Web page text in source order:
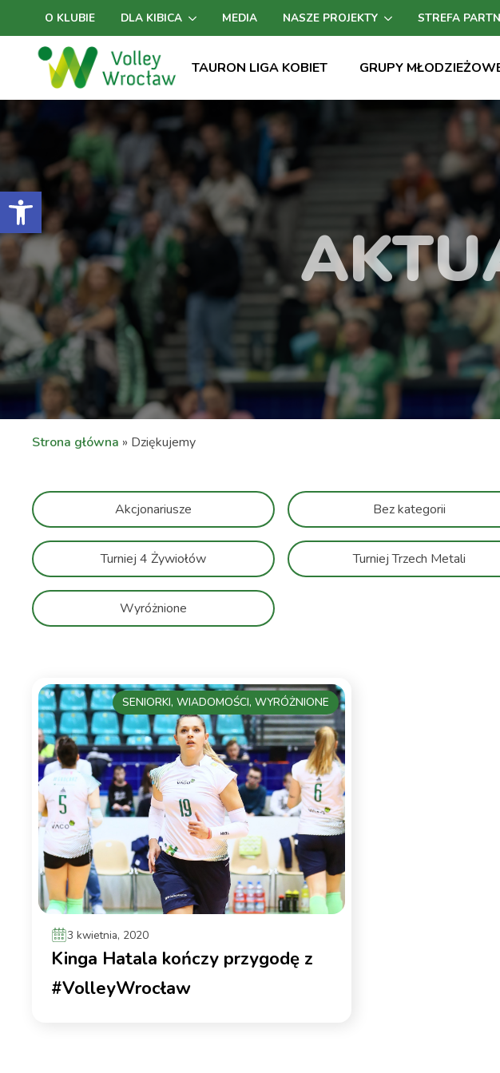
Otwórz pasek narzędzi
O KLUBIE DLA KIBICA MEDIA NASZE PROJEKTY STREFA
TAURON LIGA KOBIET
GRUPY
Strona główna » Dziękujemy
Akcjonariusze Bez kategorii
Turniej 4 Żywiołów Turniej Trzech Metali
Wyróżnione
3 kwietnia, 2020
Kinga Hatala kończy przygodę z
#VolleyWrocław
SENIORKI, WIADOMOŚCI, WYRÓŻNIONE